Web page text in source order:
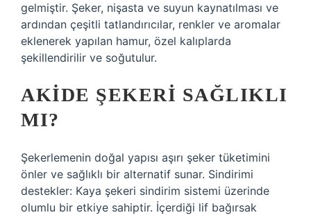
gelmiştir. Şeker, nişasta ve suyun kaynatılması ve
ardından çeşitli tatlandırıcılar, renkler ve aromalar
eklenerek yapılan hamur, özel kalıplarda
şekillendirilir ve soğutulur.
AKIDE ŞEKERI SAĞLIKLI
MI?
Şekerlemenin doğal yapısı aşırı şeker tüketimini
önler ve sağlıklı bir alternatif sunar. Sindirimi
destekler: Kaya şekeri sindirim sistemi üzerinde
olumlu bir etkiye sahiptir. İçerdiği lif bağırsak